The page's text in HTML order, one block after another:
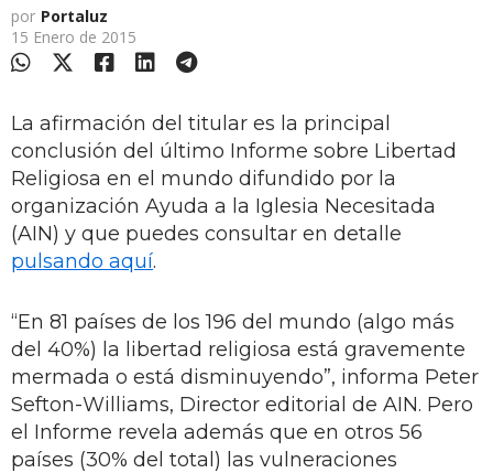
por Portaluz
15 Enero de 2015
La afirmación del titular es la principal
conclusión del último Informe sobre Libertad
Religiosa en el mundo difundido por la
organización Ayuda a la Iglesia Necesitada
(AIN) y que puedes consultar en detalle
pulsando aquí.
“En 81 países de los 196 del mundo (algo más
del 40%) la libertad religiosa está gravemente
mermada o está disminuyendo”, informa Peter
Sefton-Williams, Director editorial de AIN. Pero
el Informe revela además que en otros 56
países (30% del total) las vulneraciones